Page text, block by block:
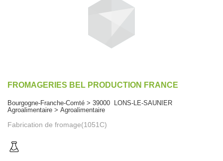
FROMAGERIES BEL PRODUCTION FRANCE
Bourgogne-Franche-Comté > 39000 LONS-LE-SAUNIER
Agroalimentaire > Agroalimentaire
Fabrication de fromage(1051C)